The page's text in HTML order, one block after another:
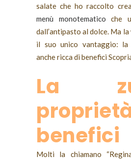
salate che ho raccolto
menù monotematico che
dall’antipasto al dolce. Ma
il suo unico vantaggio:
anche ricca di benefici
La
benefici
Molti la chiamano